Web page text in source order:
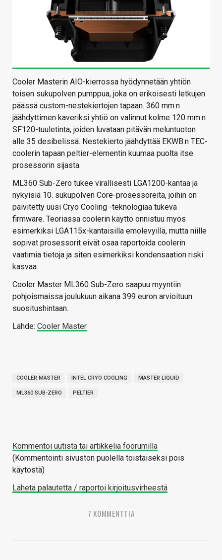
Cooler Masterin AIO-kierrossa hyödynnetään yhtiön
toisen sukupolven pumppua, joka on erikoisesti letkujen
päässä custom-nestekiertojen tapaan. 360 mm:n
jäähdyttimen kaveriksi yhtiö on valinnut kolme 120 mm:n
SF120-tuuletinta, joiden luvataan pitävän meluntuoton
alle 35 desibelissä. Nestekierto jäähdyttää EKWB:n TEC-
coolerin tapaan peltier-elementin kuumaa puolta itse
prosessorin sijasta.
ML360 Sub-Zero tukee virallisesti LGA1200-kantaa ja
nykyisiä 10. sukupolven Core-prosessoreita, joihin on
päivitetty uusi Cryo Cooling -teknologiaa tukeva
firmware. Teoriassa coolerin käyttö onnistuu myös
esimerkiksi LGA115x-kantaisilla emolevyillä, mutta niille
sopivat prosessorit eivät osaa raportoida coolerin
vaatimia tietoja ja siten esimerkiksi kondensaation riski
kasvaa.
Cooler Master ML360 Sub-Zero saapuu myyntiin
pohjoismaissa joulukuun aikana 399 euron arvioituun
suositushintaan.
Lähde: Cooler Master
COOLER MASTER INTEL CRYO COOLING MASTER LIQUID
ML360 SUB-ZERO PELTIER
Kommentoi uutista tai artikkelia foorumilla
(Kommentointi sivuston puolella toistaiseksi pois
käytöstä)
Lähetä palautetta / raportoi kirjoitusvirheestä
7 KOMMENTTIA